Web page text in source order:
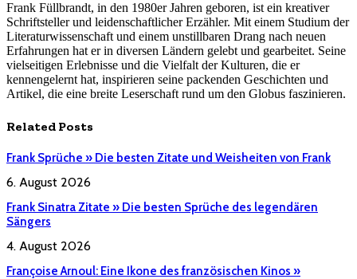
Frank Füllbrandt, in den 1980er Jahren geboren, ist ein kreativer
Schriftsteller und leidenschaftlicher Erzähler. Mit einem Studium der
Literaturwissenschaft und einem unstillbaren Drang nach neuen
Erfahrungen hat er in diversen Ländern gelebt und gearbeitet. Seine
vielseitigen Erlebnisse und die Vielfalt der Kulturen, die er
kennengelernt hat, inspirieren seine packenden Geschichten und
Artikel, die eine breite Leserschaft rund um den Globus faszinieren.
Related Posts
Frank Sprüche » Die besten Zitate und Weisheiten von Frank
6. August 2026
Frank Sinatra Zitate » Die besten Sprüche des legendären
Sängers
4. August 2026
Françoise Arnoul: Eine Ikone des französischen Kinos »